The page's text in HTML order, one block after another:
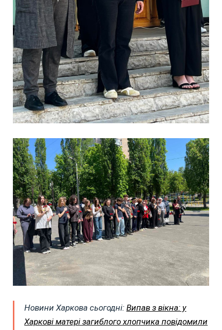
Новини Харкова сьогодні: Випав з вікна: у
Харкові матері загиблого хлопчика повідомили